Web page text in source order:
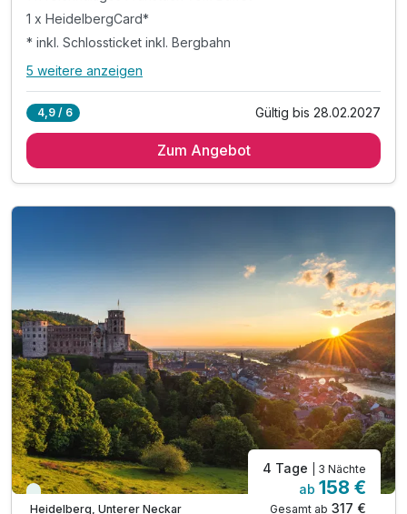
1 x HeidelbergCard*
* inkl. Schlossticket inkl. Bergbahn
Alle Inklusivleistungen
1 x reichhaltiges Frühstück vom Buffet
* inkl. Heidelberg Guide
1 x Welcome Drink
inkl. Nutzung W-Lan
5 weitere anzeigen
4,9 / 6 Gültig bis 28.02.2027
Zum Angebot
Viele Termine frei
Heidelberg, Unterer Neckar
4 Tage | 3 Nächte
ab 158 €
Gesamt ab 317 €